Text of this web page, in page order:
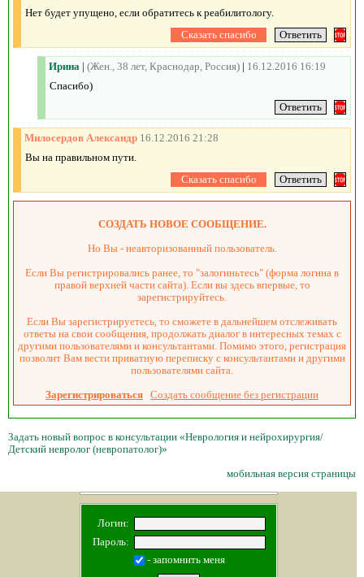
Нет будет упущено, если обратитесь к реабилитологу.
Ирина | (Жен., 38 лет, Краснодар, Россия) | 16.12.2016 16:19
Спасибо)
Милосердов Александр 16.12.2016 21:28
Вы на правильном пути.
СОЗДАТЬ НОВОЕ СООБЩЕНИЕ.
Но Вы - неавторизованный пользователь.
Если Вы регистрировались ранее, то "залогиньтесь" (форма логина в
правой верхней части сайта). Если вы здесь впервые, то
зарегистрируйтесь.
Если Вы зарегистрируетесь, то сможете в дальнейшем отслеживать
ответы на свои сообщения, продолжать диалог в интересных темах с
другими пользователями и консультантами. Помимо этого, регистрация
позволит Вам вести приватную переписку с консультантами и другими
пользователями сайта.
Зарегистрироваться Создать сообщение без регистрации
Задать новый вопрос в консультации «Неврология и нейрохирургия/
Детский невролог (невропатолог)»
мобильная версия страницы
Логин:
Пароль:
- запомнить меня